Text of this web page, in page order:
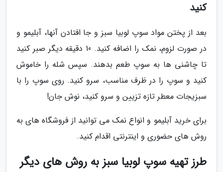
کنید
بعد از پختن مواد سوپ لوبیا سبز و جا افتادن آنها، آبلیمو و
در صورت لزوم، نمک را اضافه کنید. 10 دقیقه دیگر صبر کنید
تا چاشنی ها به سوپ طعم بدهند. سپس شله را خاموش
کنید و سوپ را در ظرف مناسب، سرو کنید. روی سوپ را با
سبزیجات معطر تازه تزیین و سرو کنید، نوش جان!
برای خرید آبلیمو و انواع نمک می توانید از فروشگاه های به
روش های حضوری و اینترنتی اقدام کنید.
طرز تهیه سوپ لوبیا سبز به روش های دیگر